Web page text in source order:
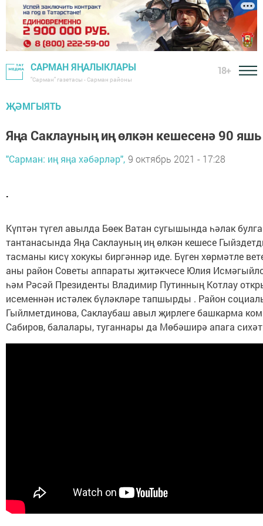
САРМАН ЯҢАЛЫКЛАРЫ
"Сарман" газетасы - Сарман районы
18+
ҖӘМГЫЯТЬ
Яңа Саклауның иң өлкән кешесенә 90
"Сарман: иң яңа хәбәрләр", 9 октябрь 2021 - 17:28
.
Күптән түгел авылда Бөек Ватан сугышында һәлак
тантанасында Яңа Саклауның иң өлкән кешесе
тасманы кисү хокукы биргәннәр иде. Бүген хөрмәтле
аны район Советы аппараты җитәкчесе Юлия
һәм Рәсәй Президенты Владимир Путинның Котлау
исеменнән истәлек бүләкләре тапшырды . Район
Гыйлметдинова, Саклаубаш авыл җирлеге башкарма
Сабиров, балалары, туганнары да Мөбәширә апага